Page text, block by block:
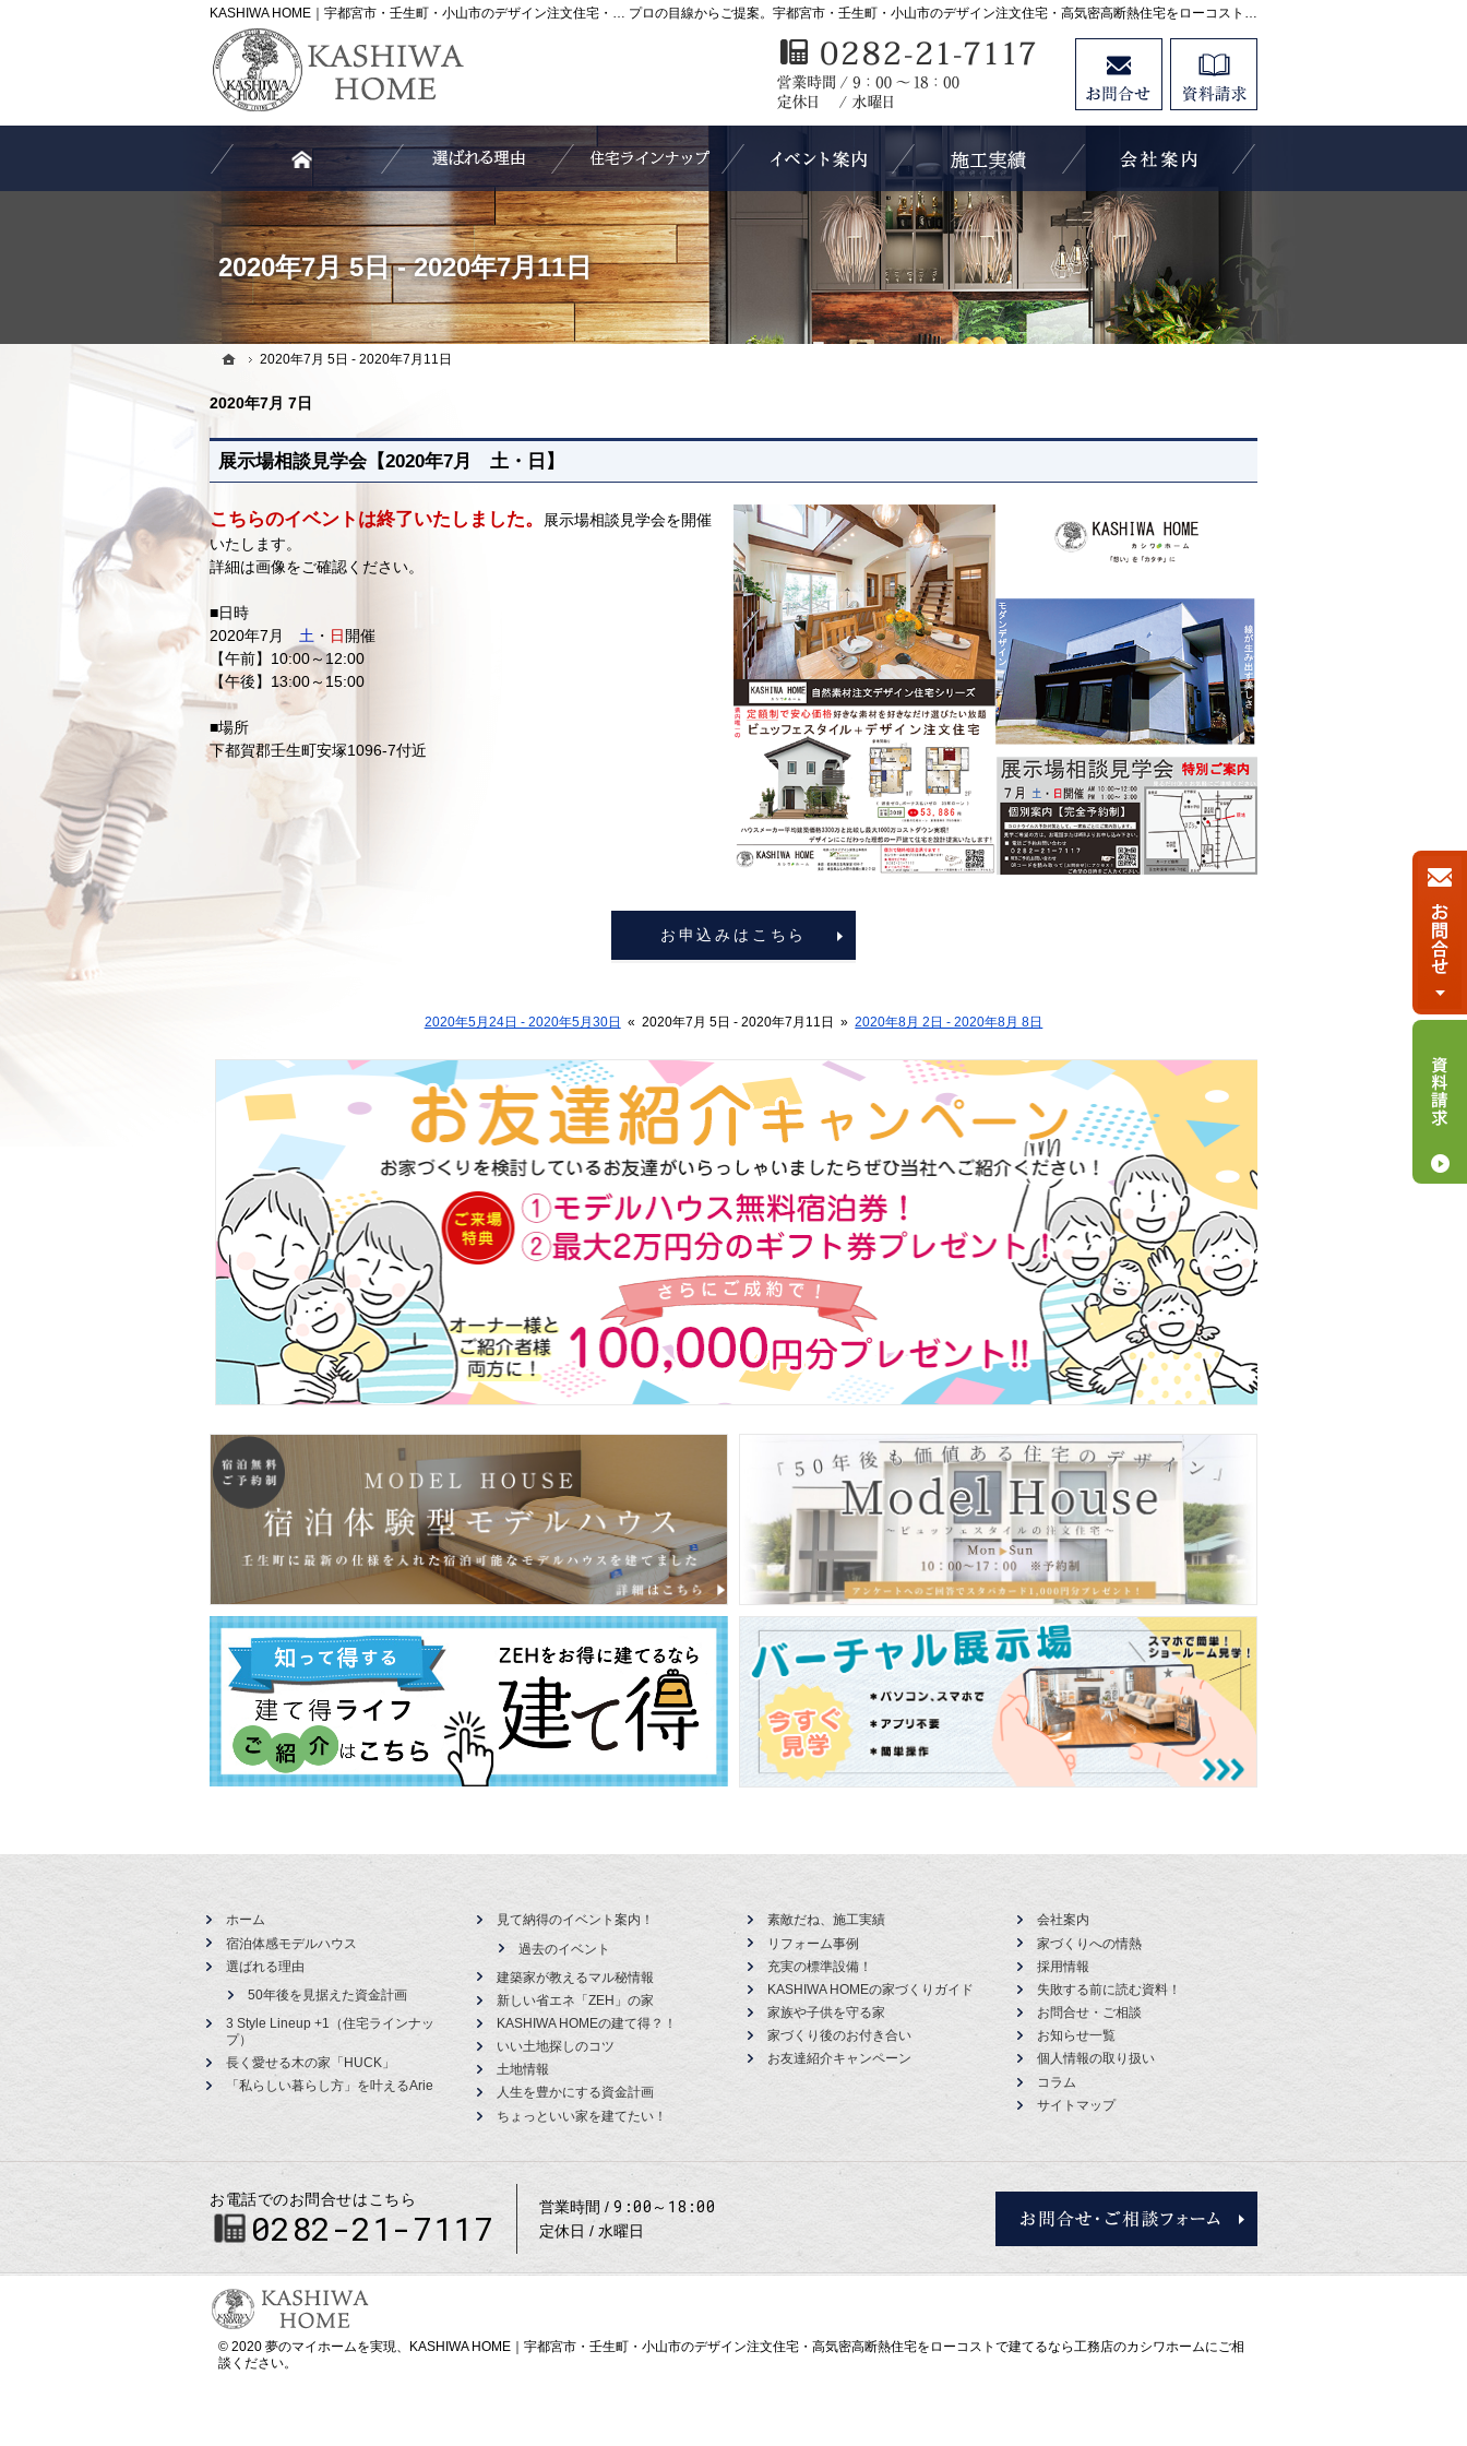
2020年7月 5日 - 2020年7月11日
プロの目線からご提案。宇都宮市・壬生町・小山市のデザイン注文住宅・高気密高断熱住宅をローコストで高品質に手がける工務店なら当社へ。
KASHIWA HOME｜宇都宮市・壬生町・小山市のデザイン注文住宅・高気密高断熱住宅をローコストで手がける工務店カシワホーム
ホーム
2020年7月 5日 - 2020年7月11日
2020年7月 7日
展示場相談見学会【2020年7月 土・日】
こちらのイベントは終了いたしました。
展示場相談見学会を開催
いたします。
詳細は画像をご確認ください。
■日時
2020年7月 土 ・ 日開催
【午前】10:00～12:00
【午後】13:00～15:00
■場所
下都賀郡壬生町安塚1096-7付近
お申込みはこちら
2020年5月24日 - 2020年5月30日 « 2020年7月 5日 - 2020年7月11日 » 2020年8月 2日 - 2020年8月 8日
ホーム2020年7月 5日 - 2020年7月11日
0282-21-7117
営業時間9:00～18:00 定休日：水曜日
見て納得のイベント案内！
ホーム
宿泊体感モデルハウス
選ばれる理由
50年後を見据えた資金計画
3 Style Lineup +1（住宅ラインナッ
プ）
長く愛せる木の家「HUCK」
「私らしい暮らし方」を叶えるArie
見て納得のイベント案内！
過去のイベント
建築家が教えるマル秘情報
新しい省エネ「ZEH」の家
KASHIWA HOMEの建て得？！
いい土地探しのコツ
土地情報
人生を豊かにする資金計画
ちょっといい家を建てたい！
素敵だね、施工実績
リフォーム事例
充実の標準設備！
KASHIWA HOMEの家づくりガイド
家族や子供を守る家
家づくり後のお付き合い
お友達紹介キャンペーン
会社案内
家づくりへの情熱
採用情報
失敗する前に読む資料！
お問合せ・ご相談
お知らせ一覧
個人情報の取り扱い
コラム
サイトマップ
お電話でのお問合せはこちら
0282-21-7117 営業時間 9:00～18:00
定休日 水曜日
© 2020 夢のマイホームを実現、 KASHIWA HOME｜宇都宮市・壬生町・小山市のデザイン注文住宅・高気密高断熱住宅をローコストで建てるなら工務店のカシワホームにご相
談ください。